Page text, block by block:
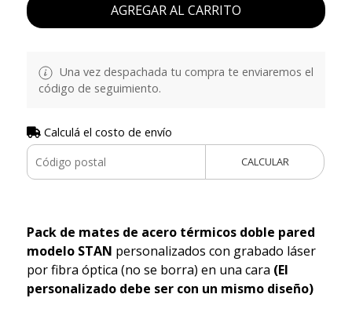
AGREGAR AL CARRITO
Una vez despachada tu compra te enviaremos el
código de seguimiento.
Calculá el costo de envío
CALCULAR
Pack de mates de acero térmicos doble pared
modelo STAN personalizados con grabado láser
por fibra óptica (no se borra) en una cara (El
personalizado debe ser con un mismo diseño)